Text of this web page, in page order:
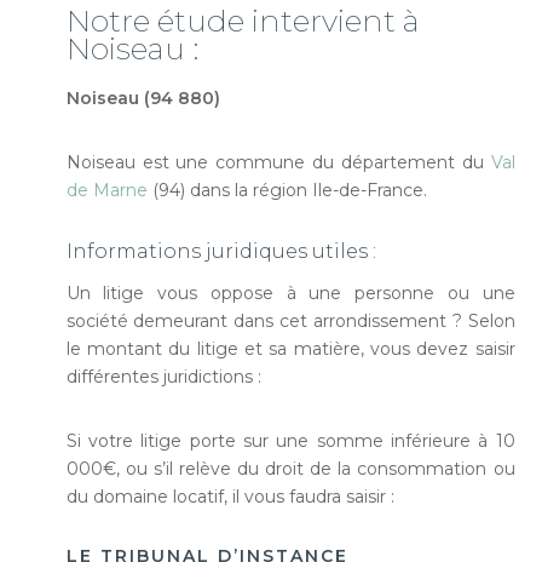
Notre étude intervient à
Noiseau :
Noiseau (94 880)
Noiseau est une commune du département du Val
de Marne (94) dans la région Ile-de-France.
Informations juridiques utiles :
Un litige vous oppose à une personne ou une
société demeurant dans cet arrondissement ? Selon
le montant du litige et sa matière, vous devez saisir
différentes juridictions :
Si votre litige porte sur une somme inférieure à 10
000€, ou s’il relève du droit de la consommation ou
du domaine locatif, il vous faudra saisir :
LE TRIBUNAL D’INSTANCE